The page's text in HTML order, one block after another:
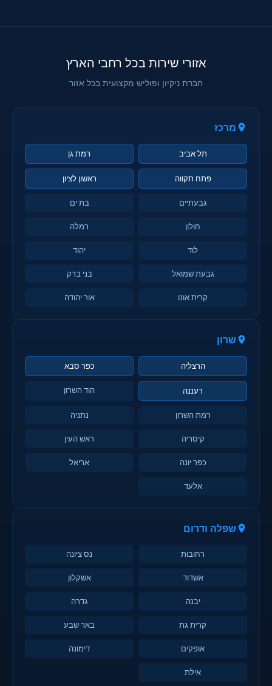
אזורי שירות בכל רחבי הארץ
חברת ניקיון ופוליש מקצועית בכל אזור
מרכז
תל אביב רמת גן
פתח תקווה ראשון לציון
גבעתיים בת ים
חולון רמלה
לוד יהוד
גבעת שמואל בני ברק
קרית אונו אור יהודה
שרון
הרצליה כפר סבא
רעננה הוד השרון
רמת השרון נתניה
קיסריה ראש העין
כפר יונה אריאל
אלעד
שפלה ודרום
רחובות נס ציונה
אשדוד אשקלון
יבנה גדרה
קרית גת באר שבע
אופקים דימונה
אילת